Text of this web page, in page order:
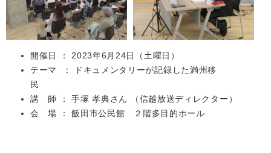
開催日 ： 2023年6月24日（土曜日）
テーマ ： ドキュメンタリーが記録した満州移
民
講 師 ：手塚 孝典さん （信越放送ディレクター）
会 場 ：飯田市公民館 ２階多目的ホール